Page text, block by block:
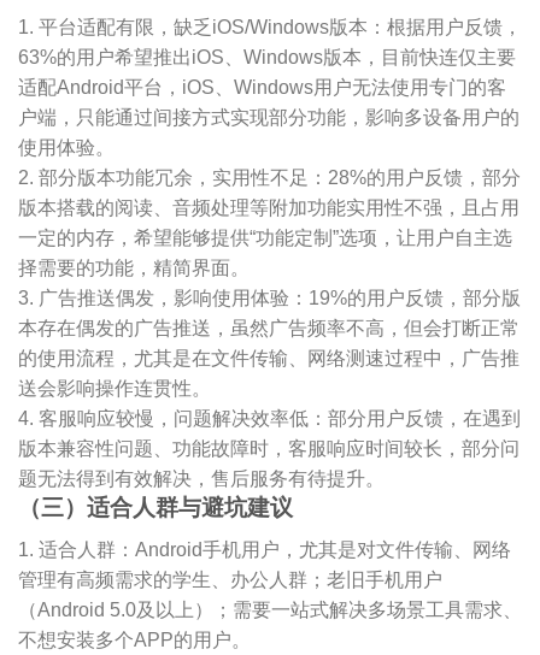
1. 平台适配有限，缺乏iOS/Windows版本：根据用户反馈，
63%的用户希望推出iOS、Windows版本，目前快连仅主要
适配Android平台，iOS、Windows用户无法使用专门的客
户端，只能通过间接方式实现部分功能，影响多设备用户的
使用体验。
2. 部分版本功能冗余，实用性不足：28%的用户反馈，部分
版本搭载的阅读、音频处理等附加功能实用性不强，且占用
一定的内存，希望能够提供“功能定制”选项，让用户自主选
择需要的功能，精简界面。
3. 广告推送偶发，影响使用体验：19%的用户反馈，部分版
本存在偶发的广告推送，虽然广告频率不高，但会打断正常
的使用流程，尤其是在文件传输、网络测速过程中，广告推
送会影响操作连贯性。
4. 客服响应较慢，问题解决效率低：部分用户反馈，在遇到
版本兼容性问题、功能故障时，客服响应时间较长，部分问
题无法得到有效解决，售后服务有待提升。
（三）适合人群与避坑建议
1. 适合人群：Android手机用户，尤其是对文件传输、网络
管理有高频需求的学生、办公人群；老旧手机用户
（Android 5.0及以上）；需要一站式解决多场景工具需求、
不想安装多个APP的用户。